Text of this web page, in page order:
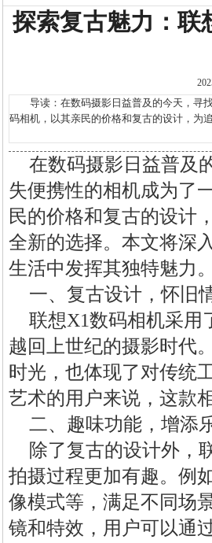
探索复古魅力：联
导读：在数码摄影日益普及的今天，寻找
码相机，以其亲民的价格和复古的设计，为
在数码摄影日益普及
失便携性的相机成为了
民的价格和复古的设计
全新的选择。本文将深
生活中发挥其独特魅力。
一、复古设计，怀旧
联想X1数码相机采用
越回上世纪的摄影时代
时光，也体现了对传统
艺术的用户来说，这款
二、趣味功能，增添
除了复古的设计外，
拍摄过程更加有趣。例
像模式等，满足不同场
镜和特效，用户可以通